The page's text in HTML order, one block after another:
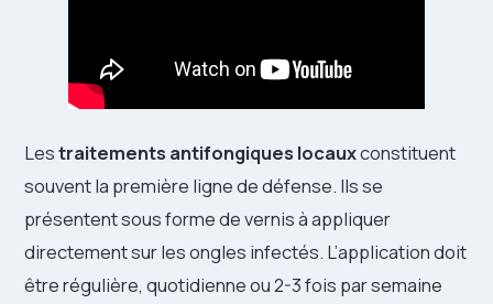
Lestraitements antifongiques locauxconstituent
souvent la première ligne de défense. Ils se
présentent sous forme de vernis à appliquer
directement sur les ongles infectés. L’application doit
être régulière, quotidienne ou 2-3 fois par semaine